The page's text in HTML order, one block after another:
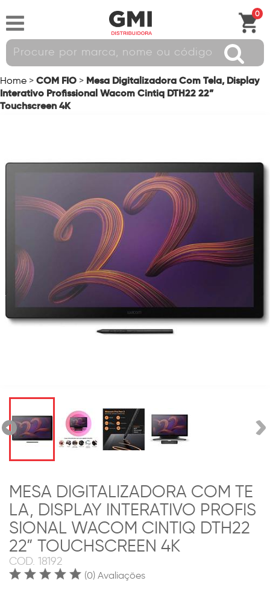
0
Home > COM FIO > Mesa Digitalizadora Com Tela, Display
Interativo Profissional Wacom Cintiq DTH22 22”
Touchscreen 4K
MESA DIGITALIZADORA COM TE
LA, DISPLAY INTERATIVO PROFIS
SIONAL WACOM CINTIQ DTH22
22” TOUCHSCREEN 4K
COD. 18192
(0) Avaliações